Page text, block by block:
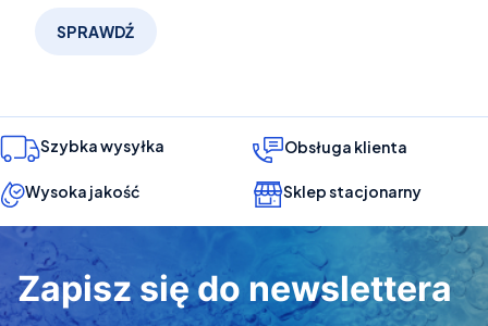
SPRAWDŹ
Szybka wysyłka Obsługa klienta
Wysoka jakość Sklep stacjonarny
Zapisz się do newslettera